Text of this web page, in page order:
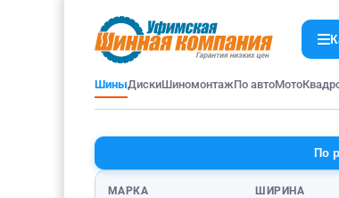
ШиныДискиШиномонтажПо автоМото
По
МАРКА ШИРИНА